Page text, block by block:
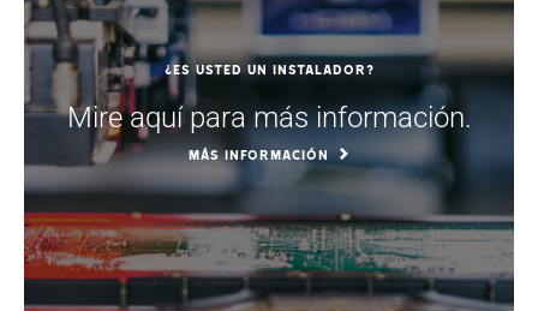
¿Es usted un instalador?
Mire aquí para más información.
MÁS INFORMACIÓN